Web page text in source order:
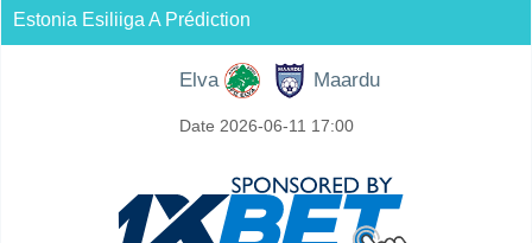
Estonia Esiliiga A Prédiction
Elva Maardu
Date 2026-06-11 17:00